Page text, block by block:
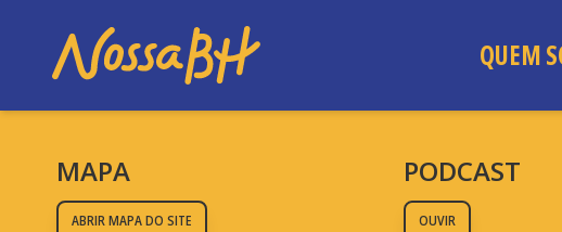
QUEM
MAPA
ABRIR MAPA DO SITE
PODCAST
OUVIR